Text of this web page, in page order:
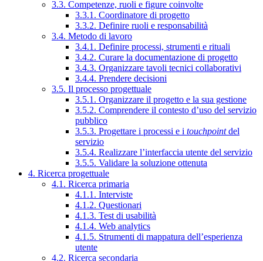
3.3. Competenze, ruoli e figure coinvolte
3.3.1. Coordinatore di progetto
3.3.2. Definire ruoli e responsabilità
3.4. Metodo di lavoro
3.4.1. Definire processi, strumenti e rituali
3.4.2. Curare la documentazione di progetto
3.4.3. Organizzare tavoli tecnici collaborativi
3.4.4. Prendere decisioni
3.5. Il processo progettuale
3.5.1. Organizzare il progetto e la sua gestione
3.5.2. Comprendere il contesto d’uso del servizio
pubblico
3.5.3. Progettare i processi e i touchpointdel
servizio
3.5.4. Realizzare l’interfaccia utente del servizio
3.5.5. Validare la soluzione ottenuta
4. Ricerca progettuale
4.1. Ricerca primaria
4.1.1. Interviste
4.1.2. Questionari
4.1.3. Test di usabilità
4.1.4. Web analytics
4.1.5. Strumenti di mappatura dell’esperienza
utente
4.2. Ricerca secondaria